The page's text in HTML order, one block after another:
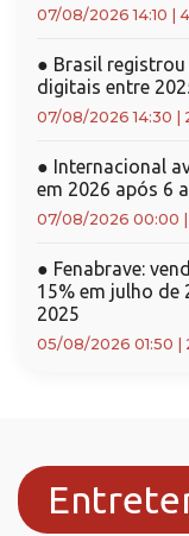
07/08/2026 14:10
● Brasil
digitais entre
07/08/2026 14:30
● Internacional
em 2026 após 6
07/08/2026 00:00
● Fenabrave:
15% em julho de
2025
05/08/2026 01:50